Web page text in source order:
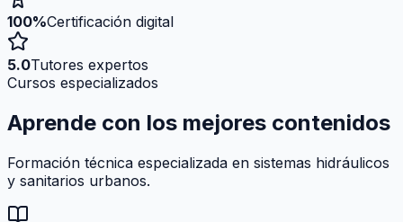
100%Certificación digital
5.0Tutores expertos
Cursos especializados
Aprende con los mejores contenidos
Formación técnica especializada en sistemas hidráulicos
y sanitarios urbanos.